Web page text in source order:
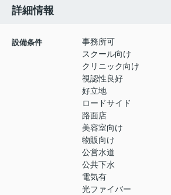
詳細情報
設備条件
事務所可
スクール向け
クリニック向け
視認性良好
好立地
ロードサイド
路面店
美容室向け
物販向け
公営水道
公共下水
電気有
光ファイバー